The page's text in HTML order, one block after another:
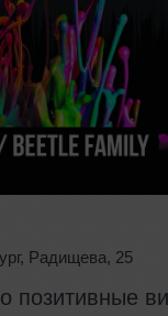
, Радищева, 25
позитивные